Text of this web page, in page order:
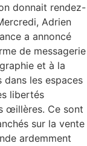
donnait rendez-
Adrien
a annoncé
de messagerie
et à la
les espaces
libertés
œillères. Ce sont
sur la vente
ardemment